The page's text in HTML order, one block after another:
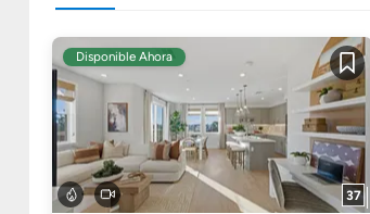
Guardar
37
Disponible Ahora